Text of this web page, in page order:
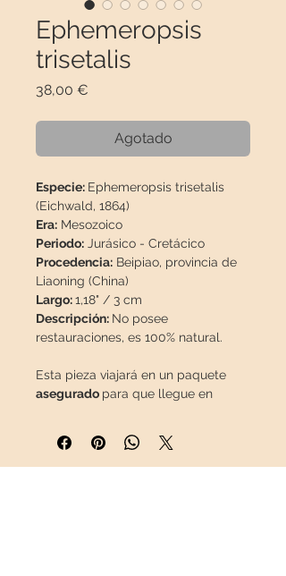
Ephemeropsis
trisetalis
38,00 €
Agotado
Especie: Ephemeropsis trisetalis
(Eichwald, 1864)
Era: Mesozoico
Periodo: Jurásico - Cretácico
Procedencia: Beipiao, provincia de
Liaoning (China)
Largo:1,18" / 3 cm
Descripción: No posee
restauraciones, es 100% natural.
Esta pieza viajará en un paquete
asegurado para que llegue en